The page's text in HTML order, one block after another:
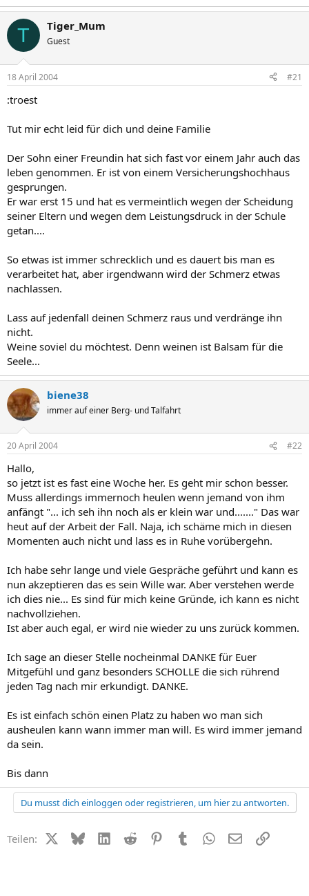
T Tiger_Mum
Guest
18 April 2004 #21
:troest
Tut mir echt leid für dich und deine Familie
Der Sohn einer Freundin hat sich fast vor einem Jahr auch das
leben genommen. Er ist von einem Versicherungshochhaus
gesprungen.
Er war erst 15 und hat es vermeintlich wegen der Scheidung
seiner Eltern und wegen dem Leistungsdruck in der Schule
getan....
So etwas ist immer schrecklich und es dauert bis man es
verarbeitet hat, aber irgendwann wird der Schmerz etwas
nachlassen.
Lass auf jedenfall deinen Schmerz raus und verdränge ihn
nicht.
Weine soviel du möchtest. Denn weinen ist Balsam für die
Seele...
biene38
immer auf einer Berg- und Talfahrt
20 April 2004 #22
Hallo,
so jetzt ist es fast eine Woche her. Es geht mir schon besser.
Muss allerdings immernoch heulen wenn jemand von ihm
anfängt "... ich seh ihn noch als er klein war und......." Das war
heut auf der Arbeit der Fall. Naja, ich schäme mich in diesen
Momenten auch nicht und lass es in Ruhe vorübergehn.
Ich habe sehr lange und viele Gespräche geführt und kann es
nun akzeptieren das es sein Wille war. Aber verstehen werde
ich dies nie... Es sind für mich keine Gründe, ich kann es nicht
nachvollziehen.
Ist aber auch egal, er wird nie wieder zu uns zurück kommen.
Ich sage an dieser Stelle nocheinmal DANKE für Euer
Mitgefühl und ganz besonders SCHOLLE die sich rührend
jeden Tag nach mir erkundigt. DANKE.
Es ist einfach schön einen Platz zu haben wo man sich
ausheulen kann wann immer man will. Es wird immer jemand
da sein.
Bis dann
Du musst dich einloggen oder registrieren, um hier zu antworten.
Teilen: X (Twitter)
BlueskyLinkedIn
Reddit PinterestTumblr WhatsApp
E-MailLink